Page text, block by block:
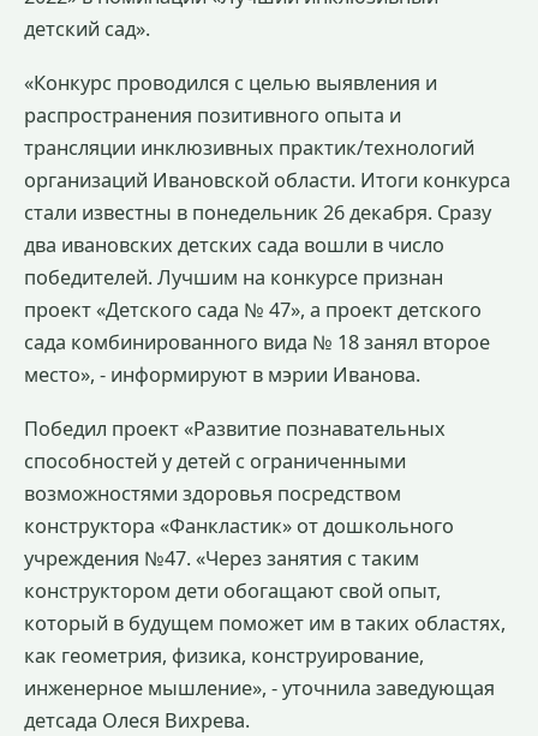
детский сад».
«Конкурс проводился с целью выявления и
распространения позитивного опыта и
трансляции инклюзивных практик/технологий
организаций Ивановской области. Итоги конкурса
стали известны в понедельник 26 декабря. Сразу
два ивановских детских сада вошли в число
победителей. Лучшим на конкурсе признан
проект «Детского сада № 47», а проект детского
сада комбинированного вида № 18 занял второе
место», - информируют в мэрии Иванова.
Победил проект «Развитие познавательных
способностей у детей с ограниченными
возможностями здоровья посредством
конструктора «Фанкластик» от дошкольного
учреждения №47. «Через занятия с таким
конструктором дети обогащают свой опыт,
который в будущем поможет им в таких областях,
как геометрия, физика, конструирование,
инженерное мышление», - уточнила заведующая
детсада Олеся Вихрева.